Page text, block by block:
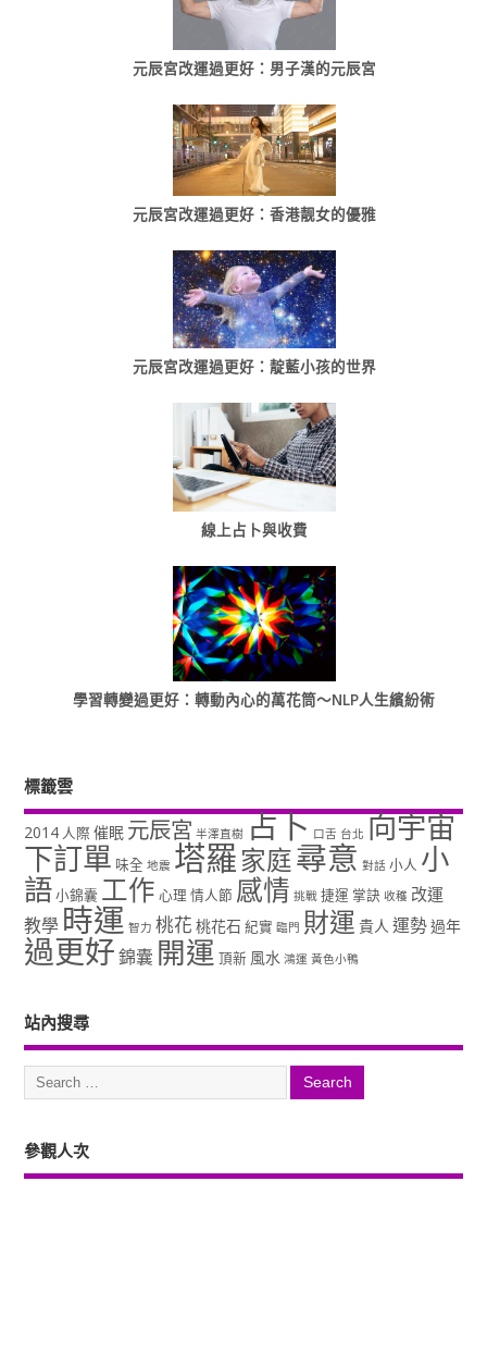
元辰宮改運過更好：男子漢的元辰宮
元辰宮改運過更好：香港靓女的優雅
元辰宮改運過更好：靛藍小孩的世界
線上占卜與收費
學習轉變過更好：轉動內心的萬花筒～NLP人生繽紛術
標籤雲
2014 人際 催眠 元辰宮 半澤直樹 占卜 口舌 台北 向宇宙
下訂單 味全 地震 塔羅家庭尋意 對話 小人 小
語小錦囊 工作 心理 情人節 感情 挑戰 捷運 掌訣 收穫 改運
教學 時運 智力 桃花 桃花石 紀實 臨門 財運 貴人 運勢過年
過更好錦囊 開運 頂新 風水 鴻運 黃色小鴨
站內搜尋
參觀人次